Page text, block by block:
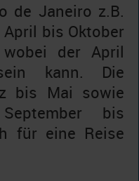
de Janeiro z.B.
bis Oktober
der April
kann. Die
bis Mai sowie
bis
für eine Reise